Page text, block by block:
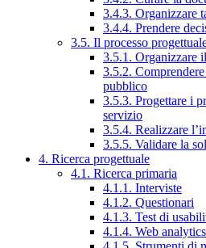
3.4.3. Organizzare
3.4.4. Prendere
3.5. Il processo
3.5.1. Organizzare
3.5.2.
pubblico
3.5.3. Progettare i
servizio
3.5.4. Realizzare
3.5.5. Validare la
4. Ricerca progettuale
4.1. Ricerca primaria
4.1.1. Interviste
4.1.2. Questionari
4.1.3. Test di
4.1.4. Web analytics